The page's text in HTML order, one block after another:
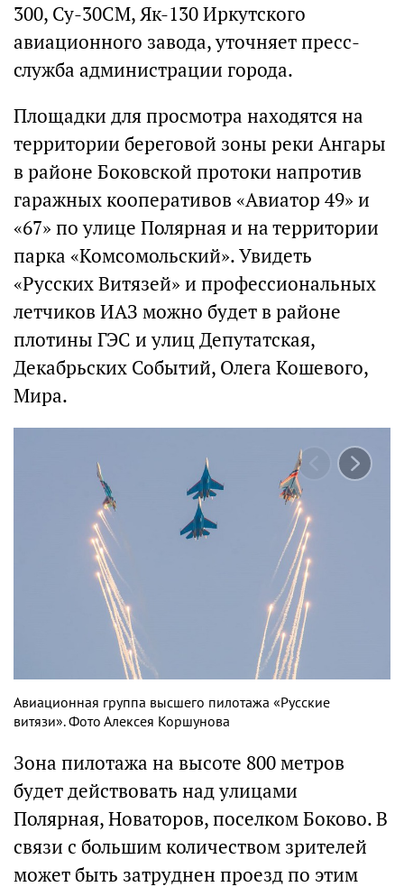
300, Су-30СМ, Як-130 Иркутского
авиационного завода, уточняет пресс-
служба администрации города.
Площадки для просмотра находятся на
территории береговой зоны реки Ангары
в районе Боковской протоки напротив
гаражных кооперативов «Авиатор 49» и
«67» по улице Полярная и на территории
парка «Комсомольский». Увидеть
«Русских Витязей» и профессиональных
летчиков ИАЗ можно будет в районе
плотины ГЭС и улиц Депутатская,
Декабрьских Событий, Олега Кошевого,
Мира.
Авиационная группа высшего пилотажа «Русские
витязи». Фото Алексея Коршунова
Зона пилотажа на высоте 800 метров
будет действовать над улицами
Полярная, Новаторов, поселком Боково. В
связи с большим количеством зрителей
может быть затруднен проезд по этим